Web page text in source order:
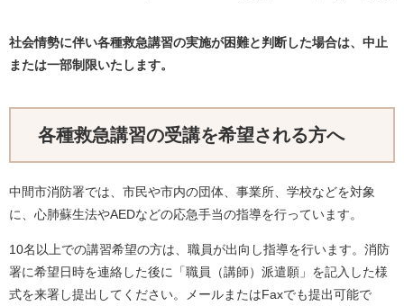
社会情勢に伴い各種救急講習の実施が困難と判断した場合は、中止
または一部制限いたします。
各種救急講習の受講を希望される方へ
中間市消防署では、市民や市内の団体、事業所、学校などを対象
に、心肺蘇生法やAEDなどの応急手当の指導を行っています。
10名以上での講習希望の方は、職員が出向し指導を行います。消防
署に希望日時を連絡した後に「職員（講師）派遣願」を記入した様
式を来署し提出してください。メールまたはFaxでも提出可能で